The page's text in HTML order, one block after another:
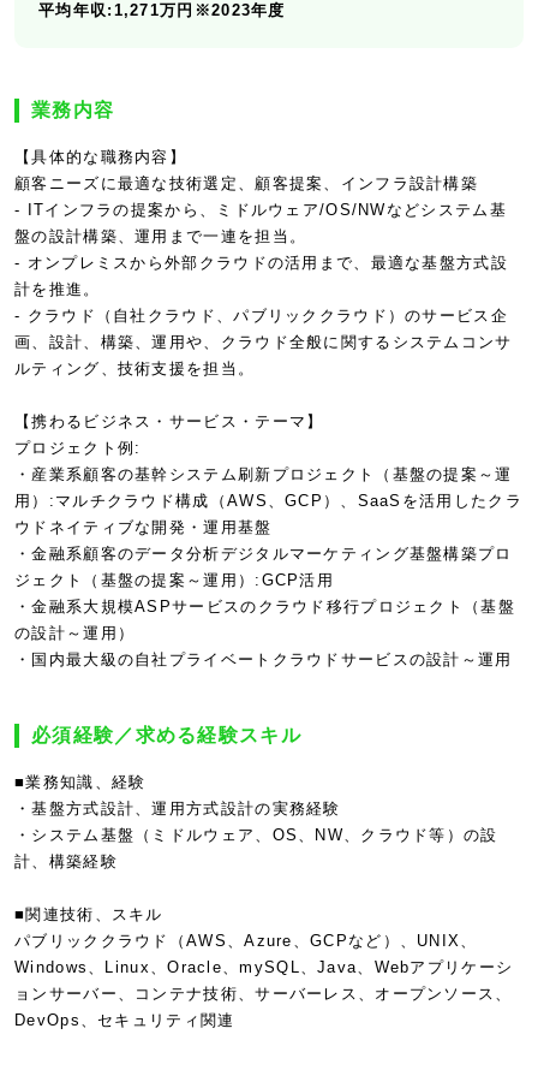
平均年収:1,271万円※2023年度
業務内容
【具体的な職務内容】
顧客ニーズに最適な技術選定、顧客提案、インフラ設計構築
- ITインフラの提案から、ミドルウェア/OS/NWなどシステム基
盤の設計構築、運用まで一連を担当。
- オンプレミスから外部クラウドの活用まで、最適な基盤方式設
計を推進。
- クラウド（自社クラウド、パブリッククラウド）のサービス企
画、設計、構築、運用や、クラウド全般に関するシステムコンサ
ルティング、技術支援を担当。
【携わるビジネス・サービス・テーマ】
プロジェクト例:
・産業系顧客の基幹システム刷新プロジェクト（基盤の提案～運
用）:マルチクラウド構成（AWS、GCP）、SaaSを活用したクラ
ウドネイティブな開発・運用基盤
・金融系顧客のデータ分析デジタルマーケティング基盤構築プロ
ジェクト（基盤の提案～運用）:GCP活用
・金融系大規模ASPサービスのクラウド移行プロジェクト（基盤
の設計～運用）
・国内最大級の自社プライベートクラウドサービスの設計～運用
必須経験／求める経験スキル
■業務知識、経験
・基盤方式設計、運用方式設計の実務経験
・システム基盤（ミドルウェア、OS、NW、クラウド等）の設
計、構築経験
■関連技術、スキル
パブリッククラウド（AWS、Azure、GCPなど）、UNIX、
Windows、Linux、Oracle、mySQL、Java、Webアプリケーシ
ョンサーバー、コンテナ技術、サーバーレス、オープンソース、
DevOps、セキュリティ関連